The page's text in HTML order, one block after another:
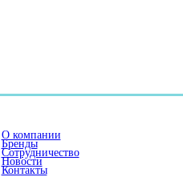
О компании
Бренды
Сотрудничество
Новости
Контакты